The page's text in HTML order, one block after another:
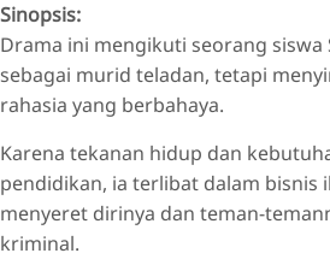
Sinopsis:
Drama ini mengikuti seorang siswa
sebagai murid teladan, tetapi
rahasia yang berbahaya.
Karena tekanan hidup dan
pendidikan, ia terlibat dalam bisnis
menyeret dirinya dan teman-
kriminal.